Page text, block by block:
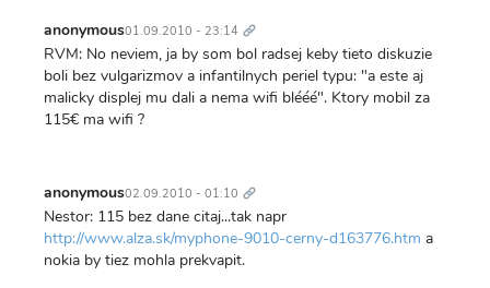
anonymous01.09.2010 - 23:14 odkaz
RVM: No neviem, ja by som bol radsej keby tieto diskuzie
boli bez vulgarizmov a infantilnych periel typu: "a este aj
malicky displej mu dali a nema wifi blééé". Ktory mobil za
115€ ma wifi ?
anonymous02.09.2010 - 01:10 odkaz
Nestor: 115 bez dane citaj...tak napr
http://www.alza.sk/myphone-9010-cerny-d163776.htm a
nokia by tiez mohla prekvapit.